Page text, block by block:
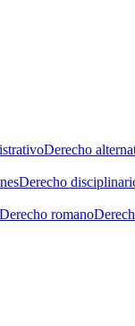
Derecho
Derecho
Derecho romano